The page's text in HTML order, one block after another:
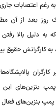
اعتصابات جاری
روز بعد از آن
به دلیل بالا
کارگرانش حقوق
کارگران
بنزین‌های
پمپ‌ بنزین‌های